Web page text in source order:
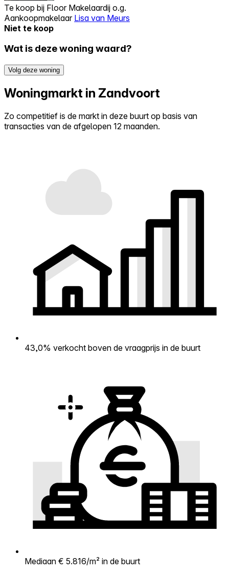
Te koop bij Floor Makelaardij o.g.
Aankoopmakelaar Lisa van Meurs
Niet te koop
Wat is deze woning waard?
Volg deze woning
Woningmarkt in Zandvoort
Zo competitief is de markt in deze buurt op basis van
transacties van de afgelopen 12 maanden.
43,0% verkocht boven de vraagprijs in de buurt
Mediaan € 5.816/m² in de buurt